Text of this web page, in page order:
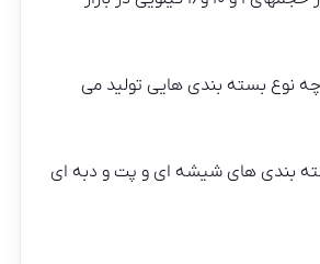
نوع بسته بندی هایی تولید می
بندی های شیشه ای و پت و دبه ای